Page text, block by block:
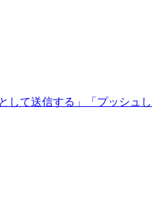
て送信する」「プッシュ